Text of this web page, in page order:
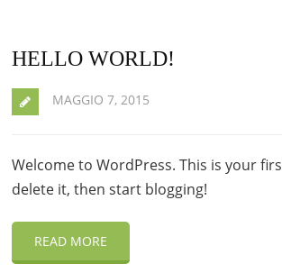
HELLO WORLD!
MAGGIO 7, 2015
Welcome to WordPress. This is your
delete it, then start blogging!
READ MORE